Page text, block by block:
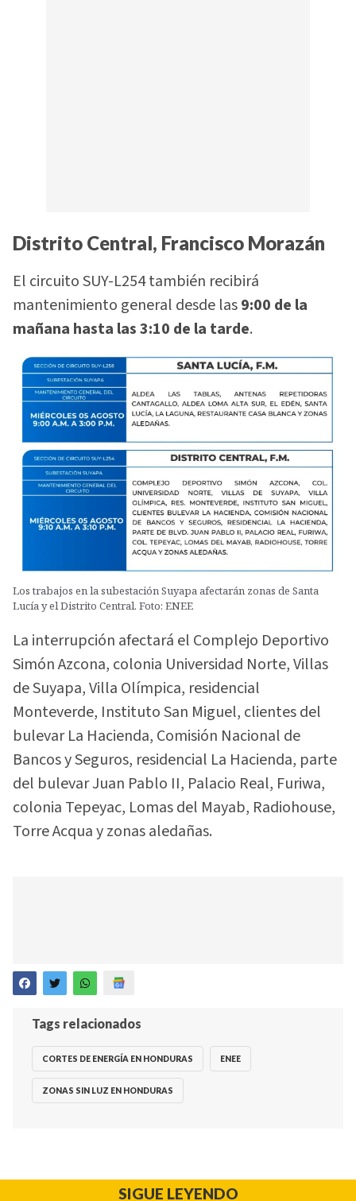
Distrito Central, Francisco Morazán
El circuito SUY-L254 también recibirá
mantenimiento general desde las9:00 de la
mañana hasta las 3:10 de la tarde.
Los trabajos en la subestación Suyapa afectarán zonas de Santa
Lucía y el Distrito Central. Foto: ENEE
La interrupción afectará el Complejo Deportivo
Simón Azcona, colonia Universidad Norte, Villas
de Suyapa, Villa Olímpica, residencial
Monteverde, Instituto San Miguel, clientes del
bulevar La Hacienda, Comisión Nacional de
Bancos y Seguros, residencial La Hacienda, parte
del bulevar Juan Pablo II, Palacio Real, Furiwa,
colonia Tepeyac, Lomas del Mayab, Radiohouse,
Torre Acqua y zonas aledañas.
Tags relacionados
CORTES DE ENERGÍA EN HONDURAS ENEE
ZONAS SIN LUZ EN HONDURAS
SIGUE LEYENDO